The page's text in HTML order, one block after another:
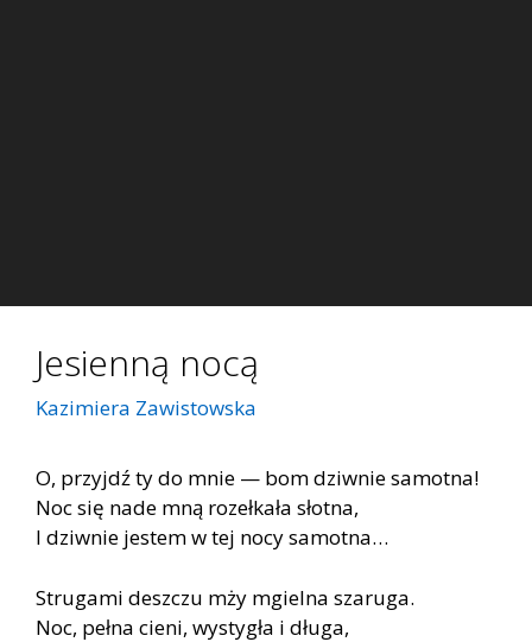
Jesienną nocą
Kazimiera Zawistowska
O, przyjdź ty do mnie — bom dziwnie samotna!
Noc się nade mną rozełkała słotna,
I dziwnie jestem w tej nocy samotna…
Strugami deszczu mży mgielna szaruga.
Noc, pełna cieni, wystygła i długa,